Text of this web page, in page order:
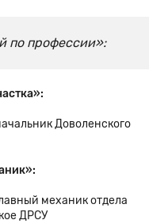
по профессии»:
Доволенского
механик отдела
ДРСУ